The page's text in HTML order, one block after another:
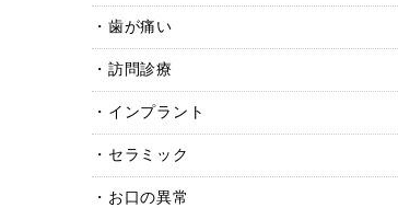
歯が痛い
訪問診療
インプラント
セラミック
お口の異常